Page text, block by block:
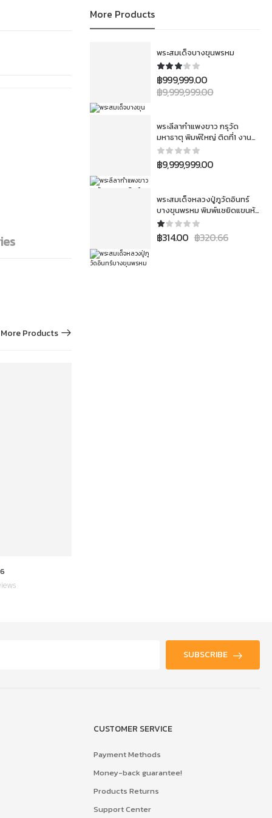
More Products
พระสมเด็จบางขุนพรหม
฿999,999.00
฿9,999,999.00
พระลีลากำแพงขาว กรุวัด
มหาธาตุ พิมพ์ใหญ่ ติดที่1 งาน
สมาคม 3โลห์ ประเภทเนื้อชิน
฿9,999,999.00
พระสมเด็จหลวงปู่ภูวัดอินทร์
บางขุนพรหม พิมพ์แซยิดแขนหัก
ศอกนิยม
฿314.00 ฿320.66
More Products
SUBSCRIBE
CUSTOMER SERVICE
Payment Methods
Money-back guarantee!
Products Returns
Support Center